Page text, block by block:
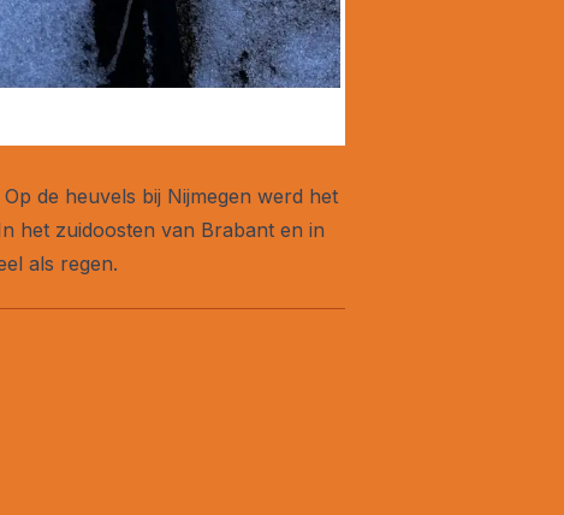
de heuvels bij Nijmegen werd het
het zuidoosten van Brabant en in
als regen.